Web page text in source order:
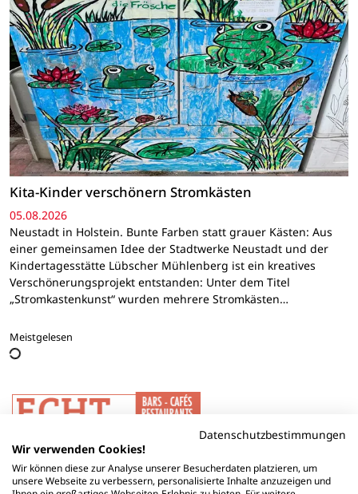
Kita-Kinder verschönern Stromkästen
05.08.2026
Neustadt in Holstein. Bunte Farben statt grauer Kästen: Aus
einer gemeinsamen Idee der Stadtwerke Neustadt und der
Kindertagesstätte Lübscher Mühlenberg ist ein kreatives
Verschönerungsprojekt entstanden: Unter dem Titel
„Stromkastenkunst“ wurden mehrere Stromkästen…
Meistgelesen
Datenschutzbestimmungen
Wir verwenden Cookies!
Wir können diese zur Analyse unserer Besucherdaten platzieren, um
unsere Webseite zu verbessern, personalisierte Inhalte anzuzeigen und